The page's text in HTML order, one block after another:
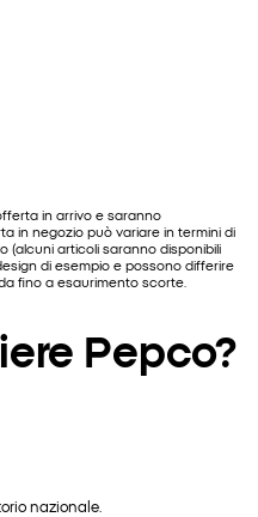
in arrivo e saranno
in negozio può variare in termini di
(alcuni articoli saranno disponibili
di esempio e possono differire
fino a esaurimento scorte.
Pepco?
nazionale.